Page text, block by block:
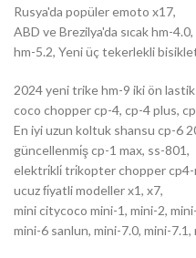
Rusya'da popüler emoto x17,
ABD ve Brezilya'da sıcak hm-
hm-5.2, Yeni üç tekerlekli
2024 yeni trike hm-9 iki ön lastik
coco chopper cp-4, cp-4 plus,
En iyi uzun koltuk shansu cp-6
güncellenmi̇ş cp-1 max, ss-801,
elektri̇kli̇ tri̇kopter chopper cp4-
ucuz fi̇yatli modeller x1, x7,
mini citycoco mini-1, mini-2,
mini-6 sanlun, mini-7.0, mini-